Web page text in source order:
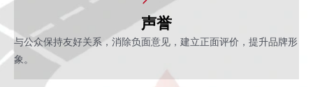
声誉
与公众保持友好关系，消除负面意见，建立正面评价，提升品牌形
象。